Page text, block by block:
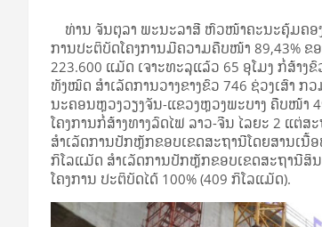
ທ່ານ ຈັນຕຸລາ ພະນະລາສີ ຫົວໜ້າຄະນະຄຸ້ມຄອງ
ການປະຕິບັດໂຄງການມີຄວາມຄືບໜ້າ 89,43% ຂອ
223.600 ແມັດ ເຈາະທະລຸແລ້ວ 65 ອຸໂມງ ກໍ່ສ້າງ
ທັງໝົດ ສໍາເລັດການວາງຂາງຂົວ 746 ຊ່ວງເສົາ ກ
ນະຄອນຫຼວງວຽງຈັນ-ແຂວງຫຼວງພະບາງ ຄືບໜ້າ
ໂຄງການກໍ່ສ້າງທາງລົດໄຟ ລາວ-ຈີນ ໄລຍະ 2 ແຕ່
ສໍາເລັດການປັກຫຼັກຂອບເຂດສະຖານີໂດຍສານເນື້
ກິໂລແມັດ ສໍາເລັດການປັກຫຼັກຂອບເຂດສະຖານີສິ
ໂຄງການ ປະຕິບັດໄດ້ 100% (409 ກິໂລແມັດ).